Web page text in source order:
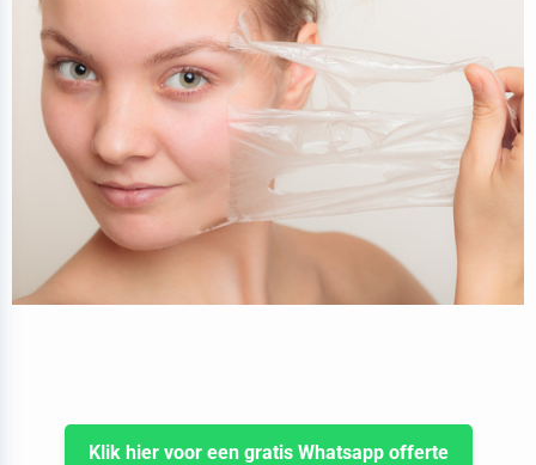
Klik hier voor een gratis Whatsapp offerte